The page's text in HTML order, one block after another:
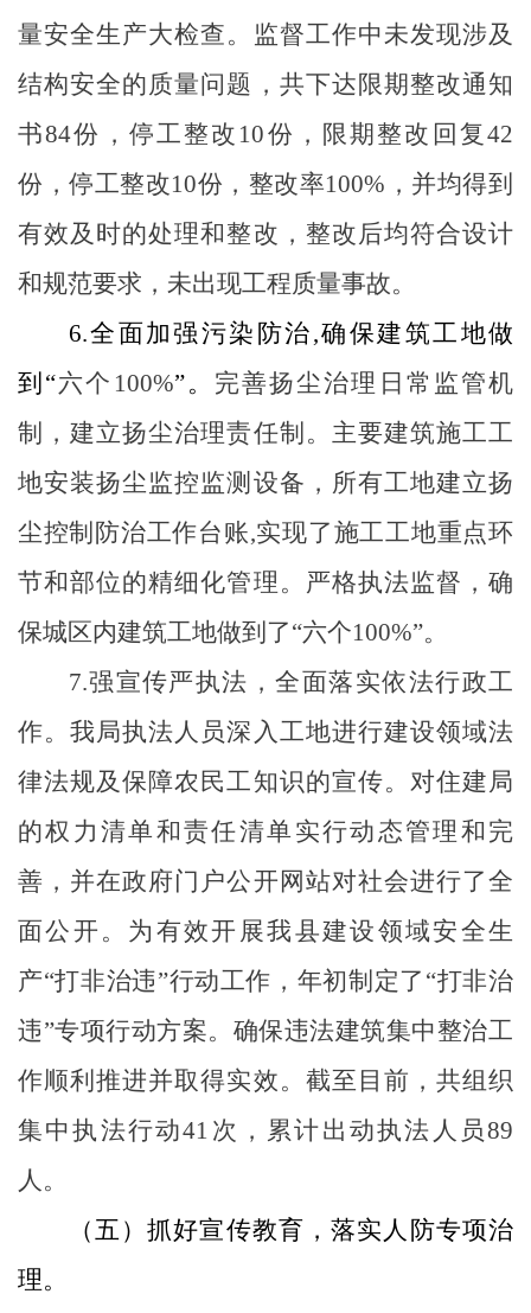
量安全生产大检查。监督工作中未发现涉及
结构安全的质量问题，共下达限期整改通知
书84份，停工整改 10份，限期整改回复42
份，停工整改10份，整改率100% ，并均得到
有效及时的处理和整改，整改后均符合设计
和规范要求，未出现工程质量事故。
6.全面加强污染防治,确保建筑工地做
到“六个 100%”。 完善扬尘治理日常监管机
制，建立扬尘治理责任制。主要建筑施工工
地安装扬尘监控监测设备，所有工地建立扬
尘控制防治工作台账,实现了施工工地重点环
节和部位的精细化管理。严格执法监督，确
保城区内建筑工地做到了“六个100%”。
7.强宣传严执法，全面落实依法行政工
作。我局执法人员深入工地进行建设领域法
律法规及保障农民工知识的宣传。对住建局
的权力清单和责任清单实行动态管理和完
善，并在政府门户公开网站对社会进行了全
面公开。为有效开展我县建设领域安全生
产“打非治违”行动工作，年初制定了“打非治
违”专项行动方案。确保违法建筑集中整治工
作顺利推进并取得实效。截至目前，共组织
集中执法行动41 次，累计出动执法人员89
人。
（五）抓好宣传教育，落实人防专项治
理。